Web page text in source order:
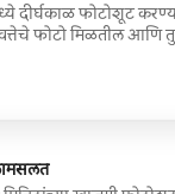
दीर्घकाळ फोटोशूट
फोटो मिळतील आणि
भेट द्याल. दोन्ही